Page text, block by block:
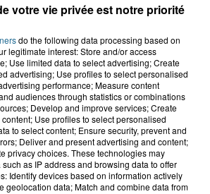
2026
: le feu d'artifice du 15-Août
en raison de la...
2026
: les Ehpad en première ligne
protéger leurs résidents
votre vie privée est notre priorité
do the following data processing based on
legitimate interest: Store and/or access
Use limited data to select advertising; Create
advertising; Use profiles to select personalised
performance; Measure content
audiences through statistics or combinations
Develop and improve services; Create
Use profiles to select personalised
to select content; Ensure security, prevent and
Deliver and present advertising and content;
privacy choices. These technologies may
as IP address and browsing data to offer
Identify devices based on information actively
geolocation data; Match and combine data from